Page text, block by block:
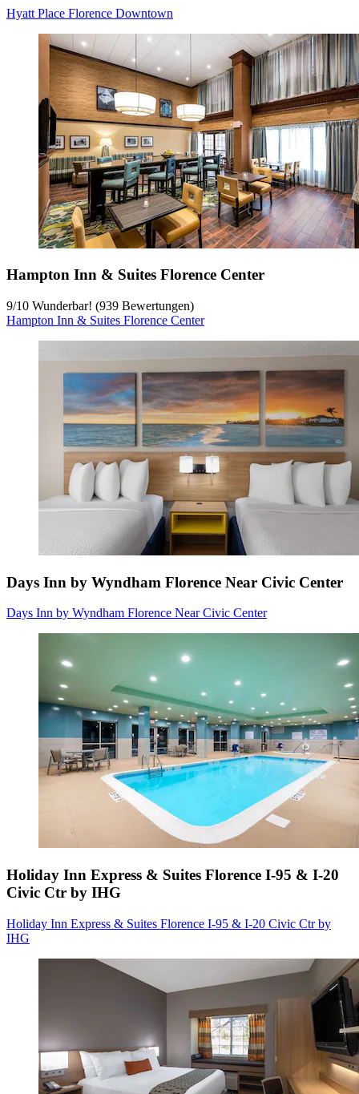
Hyatt Place Florence Downtown
Hampton Inn & Suites Florence Center
9/10 Wunderbar! (939 Bewertungen)
Hampton Inn & Suites Florence Center
Days Inn by Wyndham Florence Near Civic Center
Days Inn by Wyndham Florence Near Civic Center
Holiday Inn Express & Suites Florence I-95 & I-20
Civic Ctr by IHG
Holiday Inn Express & Suites Florence I-95 & I-20 Civic Ctr by
IHG